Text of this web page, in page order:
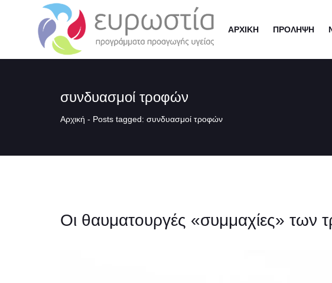
ΑΡΧΙΚΗ ΠΡΟΛΗΨΗ
συνδυασμοί τροφών
Αρχική - Posts tagged: συνδυασμοί τροφών
Οι θαυματουργές «συμμαχίες» των